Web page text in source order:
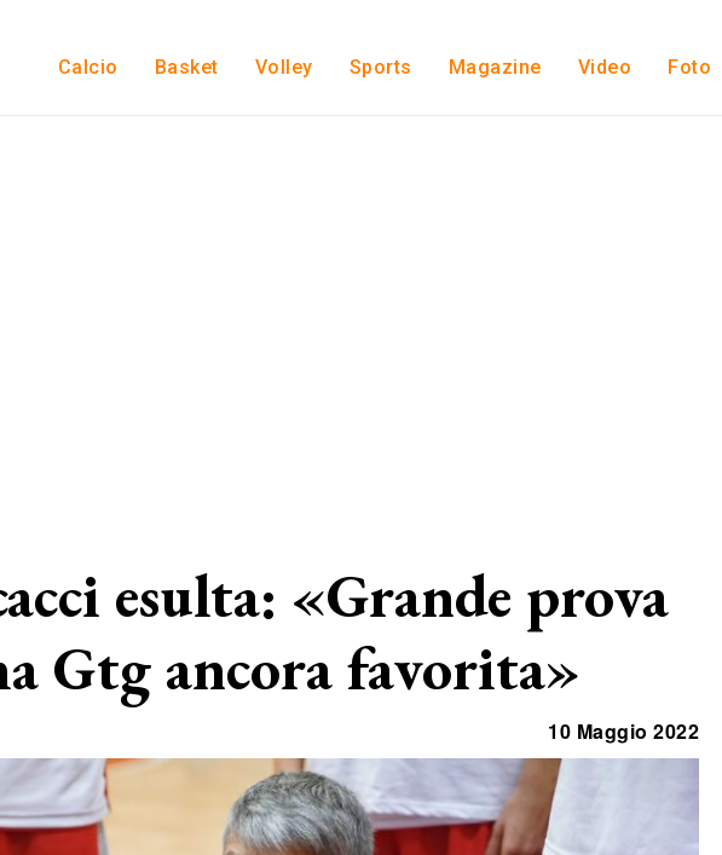
Calcio Basket Volley Sports Magazine Video Foto
esulta: «Grande prova
Gtg ancora favorita»
10 Maggio 2022